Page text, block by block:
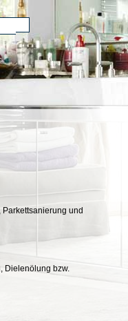
und
Dielenölung bzw.